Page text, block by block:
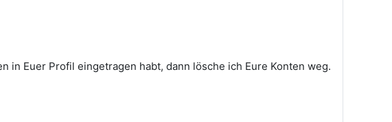
in Euer Profil eingetragen habt, dann lösche ich Eure Konten weg.